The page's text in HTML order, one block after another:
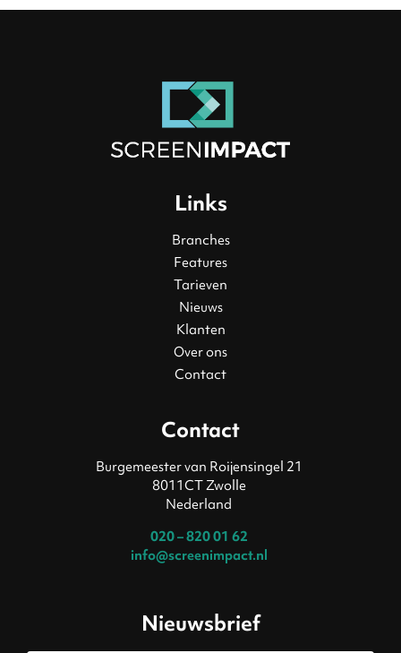
Links
Branches
Features
Tarieven
Nieuws
Klanten
Over ons
Contact
Contact
Burgemeester van Roijensingel 21
8011CT Zwolle
Nederland
020 – 820 01 62
info@screenimpact.nl
Nieuwsbrief